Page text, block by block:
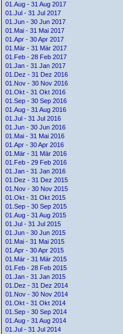
01.Aug - 31 Aug 2017
01.Jul - 31 Jul 2017
01.Jun - 30 Jun 2017
01.Mai - 31 Mai 2017
01.Apr - 30 Apr 2017
01.Mär - 31 Mär 2017
01.Feb - 28 Feb 2017
01.Jan - 31 Jan 2017
01.Dez - 31 Dez 2016
01.Nov - 30 Nov 2016
01.Okt - 31 Okt 2016
01.Sep - 30 Sep 2016
01.Aug - 31 Aug 2016
01.Jul - 31 Jul 2016
01.Jun - 30 Jun 2016
01.Mai - 31 Mai 2016
01.Apr - 30 Apr 2016
01.Mär - 31 Mär 2016
01.Feb - 29 Feb 2016
01.Jan - 31 Jan 2016
01.Dez - 31 Dez 2015
01.Nov - 30 Nov 2015
01.Okt - 31 Okt 2015
01.Sep - 30 Sep 2015
01.Aug - 31 Aug 2015
01.Jul - 31 Jul 2015
01.Jun - 30 Jun 2015
01.Mai - 31 Mai 2015
01.Apr - 30 Apr 2015
01.Mär - 31 Mär 2015
01.Feb - 28 Feb 2015
01.Jan - 31 Jan 2015
01.Dez - 31 Dez 2014
01.Nov - 30 Nov 2014
01.Okt - 31 Okt 2014
01.Sep - 30 Sep 2014
01.Aug - 31 Aug 2014
01.Jul - 31 Jul 2014